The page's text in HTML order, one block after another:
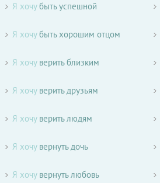
Я хочубыть успешной
Я хочубыть хорошим отцом
Я хочуверить близким
Я хочуверить друзьям
Я хочуверить людям
Я хочувернуть дочь
Я хочувернуть любовь